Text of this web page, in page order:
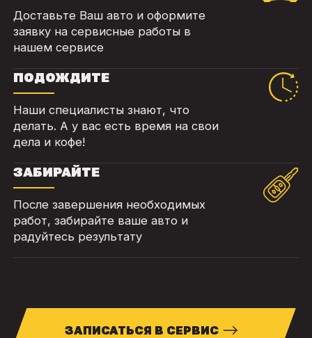
Доставьте Ваш авто и оформите
заявку на сервисные работы в
нашем сервисе
ПОДОЖДИТЕ
Наши специалисты знают, что
делать. А у вас есть время на свои
дела и кофе!
ЗАБИРАЙТЕ
После завершения необходимых
работ, забирайте ваше авто и
радуйтесь результату
ЗАПИСАТЬСЯ В СЕРВИС